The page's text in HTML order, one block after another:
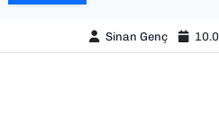
Sinan Genç